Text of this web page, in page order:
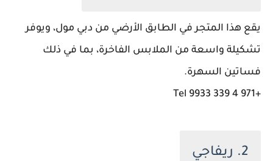
يقع هذا المتجر في الطابق الأرضي من دبي مول، ويوفر
تشكيلة واسعة من الملابس الفاخرة، بما في ذلك
فساتين السهرة.
+971 4 339 9933 Tel
2. ريفاجي